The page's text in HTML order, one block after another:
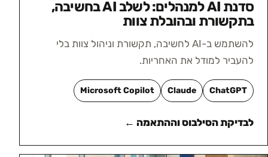
סדנת AI למנהלים: לשלב AI בחשיבה,
בתקשורת ובהובלת צוות
להשתמש ב-AI לחשיבה, תקשורת וניהול צוות בלי
להעביר למודל את האחריות.
ChatGPT
Claude
Microsoft Copilot
לבדיקת הסילבוס וההתאמה ←